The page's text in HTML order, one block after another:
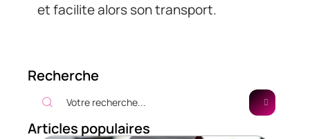
et facilite alors son transport.
Recherche
Articles populaires